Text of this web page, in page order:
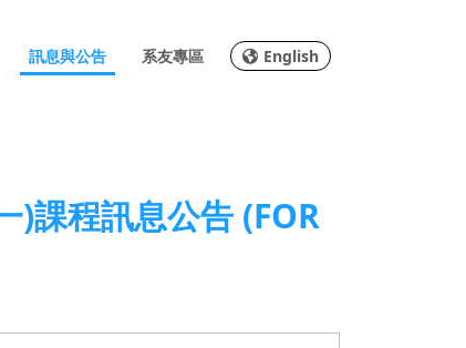
訊息與公告 系友專區 English
)課程訊息公告 (FOR